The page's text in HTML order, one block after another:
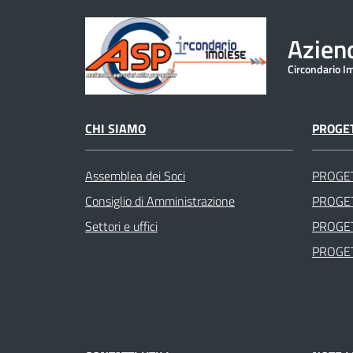
Circondario
CHI SIAMO
Assemblea dei Soci
Consiglio di Amministrazione
Settori e uffici